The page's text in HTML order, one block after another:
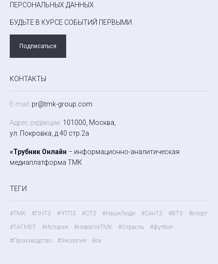
ПЕРСОНАЛЬНЫХ ДАННЫХ
БУДЬТЕ В КУРСЕ СОБЫТИЙ ПЕРВЫМИ
Подписаться
КОНТАКТЫ
E-mail: pr@tmk-group.com
Адрес редакции: 101000, Москва,
ул. Покровка, д.40 стр.2а
«Трубник Онлайн – информационно-аналитическая
медиаплатформа ТМК
ТЕГИ
#ТМК #ПНТЗ #ЧТПЗ #СТЗ #НашиЛюди #СинТЗ #ВТЗ
#спорт
#ТАГМЕТ
#История #НовостиТМК #Отрасль
#футбол
#Производство
#Экология Все